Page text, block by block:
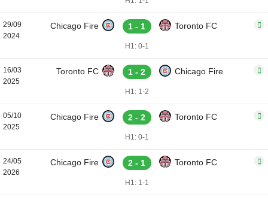
29/09
2024
Chicago Fire 1 - 1 Toronto FC
H1: 0-1
16/03
2025
Toronto FC 1 - 2 Chicago Fire
H1: 1-2
05/10
2025
Chicago Fire 2 - 2 Toronto FC
H1: 0-1
24/05
2026
Chicago Fire 2 - 1 Toronto FC
H1: 1-1